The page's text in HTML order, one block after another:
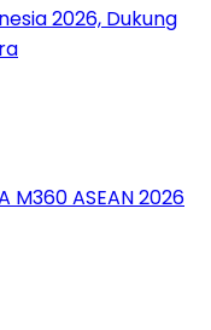
2026, Dukung
M360 ASEAN 2026